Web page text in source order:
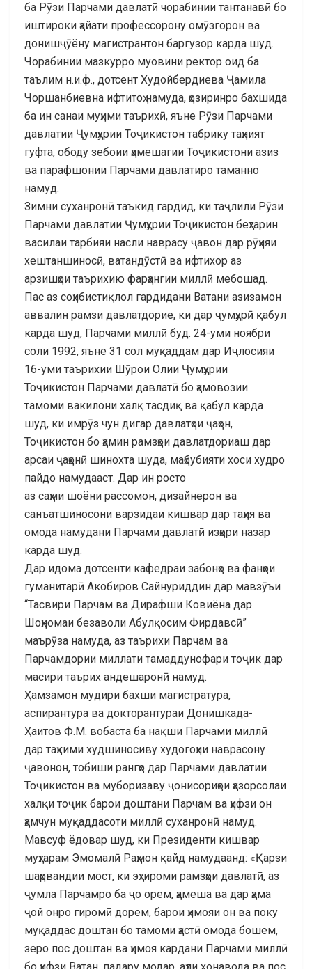
ба Рӯзи Парчами давлатӣ чорабинии тантанавӣ бо
иштироки ҳайати профессорону омӯзгорон ва
донишҷӯёну магистрантон баргузор карда шуд.
Чорабинии мазкурро муовини ректор оид ба
таълим н.и.ф., дотсент Худойбердиева Ҷамила
Чоршанбиевна ифтитоҳ намуда, ҳозиринро бахшида
ба ин санаи муҳими таърихӣ, яъне Рӯзи Парчами
давлатии Ҷумҳурии Тоҷикистон табрику таҳният
гуфта, ободу зебоии ҳамешагии Тоҷикистони азиз
ва парафшонии Парчами давлатиро таманно
намуд.
Зимни суханронӣ таъкид гардид, ки таҷлили Рӯзи
Парчами давлатии Ҷумҳурии Тоҷикистон беҳтарин
василаи тарбияи насли наврасу ҷавон дар рӯҳияи
хештаншиносӣ, ватандӯстӣ ва ифтихор аз
арзишҳои таърихию фарҳангии миллӣ мебошад.
Пас аз соҳибистиқлол гардидани Ватани азизамон
аввалин рамзи давлатдорие, ки дар ҷумҳурӣ қабул
карда шуд, Парчами миллӣ буд. 24-уми ноябри
соли 1992, яъне 31 сол муқаддам дар Иҷлосияи
16-уми таърихии Шӯрои Олии Ҷумҳурии
Тоҷикистон Парчами давлатӣ бо ҳамовозии
тамоми вакилони халқ тасдиқ ва қабул карда
шуд, ки имрӯз чун дигар давлатҳои ҷаҳон,
Тоҷикистон бо ҳамин рамзҳои давлатдориаш дар
арсаи ҷаҳонӣ шинохта шуда, маҳбубияти хоси худро
пайдо намудааст. Дар ин росто
аз саҳми шоёни рассомон, дизайнерон ва
санъатшиносони варзидаи кишвар дар таҳия ва
омода намудани Парчами давлатӣ изҳори назар
карда шуд.
Дар идома дотсенти кафедраи забонҳо ва фанҳои
гуманитарӣ Акобиров Сайнуриддин дар мавзӯъи
“Тасвири Парчам ва Дирафши Ковиёна дар
Шоҳномаи безаволи Абулқосим Фирдавсӣ”
маърӯза намуда, аз таърихи Парчам ва
Парчамдории миллати тамаддунофари тоҷик дар
масири таърих андешаронӣ намуд.
Ҳамзамон мудири бахши магистратура,
аспирантура ва докторантураи Донишкада-
Ҳаитов Ф.М. вобаста ба нақши Парчами миллӣ
дар таҳкими худшиносиву худогоҳии наврасону
ҷавонон, тобиши рангҳо дар Парчами давлатии
Тоҷикистон ва муборизаву ҷонисориҳои ҳазорсолаи
халқи тоҷик барои доштани Парчам ва ҳифзи он
ҳамчун муқаддасоти миллӣ суханронӣ намуд.
Мавсуф ёдовар шуд, ки Президенти кишвар
муҳтарам Эмомалӣ Раҳмон қайд намудаанд: «Қарзи
шаҳрвандии мост, ки эҳтироми рамзҳои давлатӣ, аз
ҷумла Парчамро ба ҷо орем, ҳамеша ва дар ҳама
ҷой онро гиромӣ дорем, барои ҳимояи он ва поку
муқаддас доштан бо тамоми ҳастӣ омода бошем,
зеро пос доштан ва ҳимоя кардани Парчами миллӣ